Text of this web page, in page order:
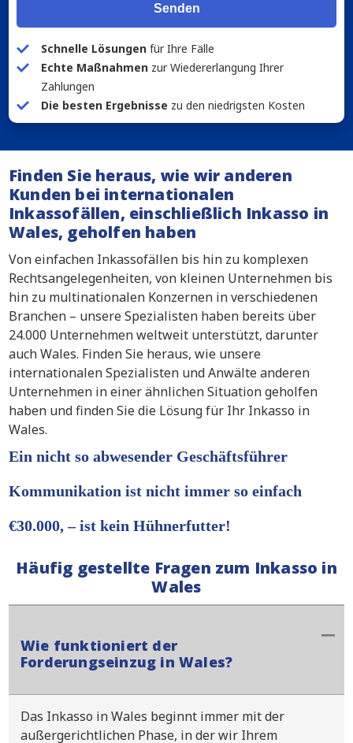
Senden
Schnelle Lösungen für Ihre Fälle
Echte Maßnahmen zur Wiedererlangung Ihrer
Zahlungen
Die besten Ergebnisse zu den niedrigsten Kosten
Finden Sie heraus, wie wir anderen
Kunden bei internationalen
Inkassofällen, einschließlich Inkasso in
Wales, geholfen haben
Von einfachen Inkassofällen bis hin zu komplexen
Rechtsangelegenheiten, von kleinen Unternehmen bis
hin zu multinationalen Konzernen in verschiedenen
Branchen – unsere Spezialisten haben bereits über
24.000 Unternehmen weltweit unterstützt, darunter
auch Wales. Finden Sie heraus, wie unsere
internationalen Spezialisten und Anwälte anderen
Unternehmen in einer ähnlichen Situation geholfen
haben und finden Sie die Lösung für Ihr Inkasso in
Wales.
Ein nicht so abwesender Geschäftsführer
Kommunikation ist nicht immer so einfach
€30.000, – ist kein Hühnerfutter!
Häufig gestellte Fragen zum Inkasso in
Wales
Wie funktioniert der
Forderungseinzug in Wales?
Das Inkasso in Wales beginnt immer mit der
außergerichtlichen Phase, in der wir Ihrem